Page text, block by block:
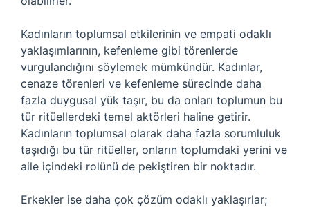
Kadınların toplumsal etkilerinin ve empati odaklı
yaklaşımlarının, kefenleme gibi törenlerde
vurgulandığını söylemek mümkündür. Kadınlar,
cenaze törenleri ve kefenleme sürecinde daha
fazla duygusal yük taşır, bu da onları toplumun bu
tür ritüellerdeki temel aktörleri haline getirir.
Kadınların toplumsal olarak daha fazla sorumluluk
taşıdığı bu tür ritüeller, onların toplumdaki yerini ve
aile içindeki rolünü de pekiştiren bir noktadır.
Erkekler ise daha çok çözüm odaklı yaklaşırlar;